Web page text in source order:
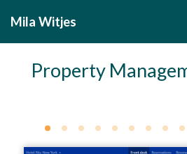
Mila Witjes
Property